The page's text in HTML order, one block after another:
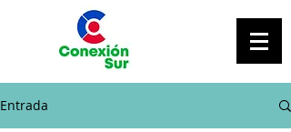
Entrada